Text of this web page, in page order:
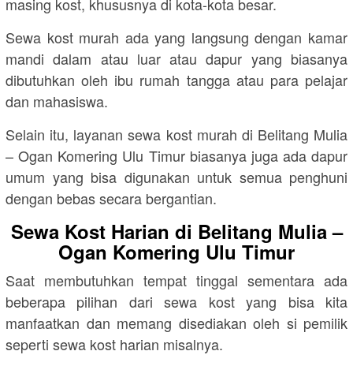
masing kost, khususnya di kota-kota besar.
Sewa kost murah ada yang langsung dengan kamar
mandi dalam atau luar atau dapur yang biasanya
dibutuhkan oleh ibu rumah tangga atau para pelajar
dan mahasiswa.
Selain itu, layanan sewa kost murah di Belitang Mulia
– Ogan Komering Ulu Timur biasanya juga ada dapur
umum yang bisa digunakan untuk semua penghuni
dengan bebas secara bergantian.
Sewa Kost Harian di Belitang Mulia –
Ogan Komering Ulu Timur
Saat membutuhkan tempat tinggal sementara ada
beberapa pilihan dari sewa kost yang bisa kita
manfaatkan dan memang disediakan oleh si pemilik
seperti sewa kost harian misalnya.